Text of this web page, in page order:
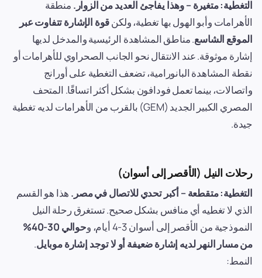
التغطية: متغيرة – وهذا يفاجئ العديد من الزوار. منطقة
الأهرامات وأبو الهول بها تغطية، ولكنقوة الإشارة تتفاوت عبر
الموقع الشاسع. مناطق المشاهدة الرئيسية والمدخل لديها
إشارة موثوقة. عند الانتقال نحو الجانب الصحراوي للأهرامات أو
نقطة المشاهدة البانورامية، تضعف التغطية على أورانج
واتصالات، بينما تعمل فودافون بشكل أكثر اتساقًا. المتحف
المصري الكبير الجديد (GEM) بالقرب من الأهرامات لديه تغطية
جيدة.
رحلات النيل (الأقصر إلى أسوان)
التغطية: متقطعة – أكبر تحدي للاتصال في مصر. هذا هو القسم
الذي لا تغطيه أي منافس بشكل صحيح. تستغرق رحلة النيل
النموذجية من الأقصر إلى أسوان 3-4 أيام، و
حوالي 30-40%
من مسار النهر لديه إشارة ضعيفة أو لا توجد إشارة موبايل.
النمط: